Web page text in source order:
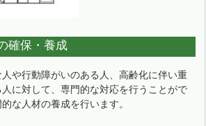
確保・養成
や行動障がいのある人、高齢化に伴い重
に対して、専門的な対応を行うことがで
な人材の養成を行います。